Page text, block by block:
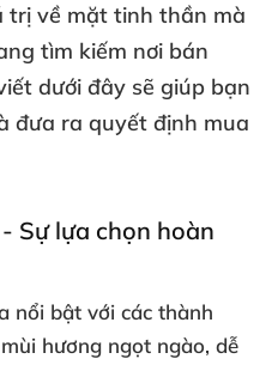
trị về mặt tinh thần mà
tìm kiếm nơi bán
dưới đây sẽ giúp bạn
đưa ra quyết định mua
Sự lựa chọn hoàn
nổi bật với các thành
hương ngọt ngào, dễ